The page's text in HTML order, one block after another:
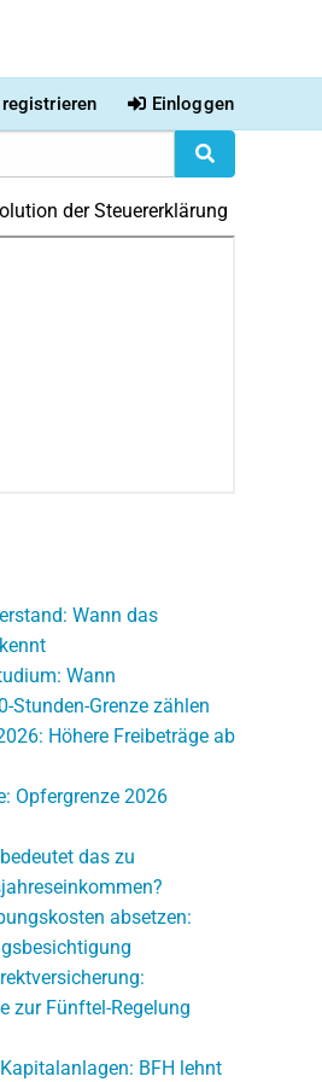
Einloggen
der Steuererklärung
Wann das
Wann
Stunden-Grenze zählen
Höhere Freibeträge ab
Opfergrenze 2026
das zu
absetzen:
zur Fünftel-Regelung
BFH lehnt